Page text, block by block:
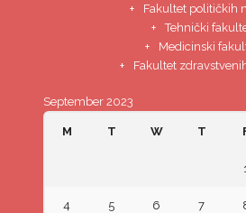
Fakultet političkih
Tehnički
Medicinski
Fakultet
September 2023
M T W T
4 5 6 7